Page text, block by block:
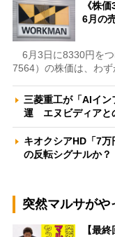
《株
6月の
6月3日に8330円をつ
7564）の株価は、わ
三菱重工が「AIイン
運 エヌビディアと
キオクシアHD「7
の反転シグナルか
突然マルサがや
【最